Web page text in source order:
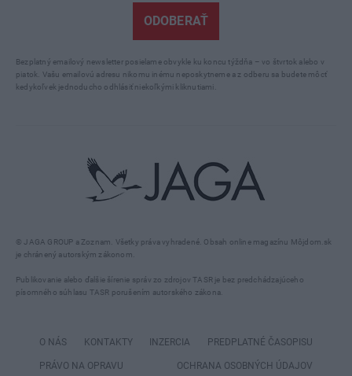
© JAGA GROUP a Zoznam. Všetky práva vyhradené. Obsah online magazínu Môjdom.sk
je chránený autorským zákonom.
Publikovanie alebo ďalšie šírenie správ zo zdrojov TASR je bez predchádzajúceho
písomného súhlasu TASR porušením autorského zákona.
ODOBERAŤ
Bezplatný emailový newsletter posielame obvykle ku koncu týždňa – vo štvrtok alebo v
piatok. Vašu emailovú adresu nikomu inému neposkytneme a z odberu sa budete môcť
kedykoľvek jednoducho odhlásiť niekoľkými kliknutiami.
O NÁS KONTAKTY INZERCIA PREDPLATNÉ ČASOPISU
PRÁVO NA OPRAVU OCHRANA OSOBNÝCH ÚDAJOV